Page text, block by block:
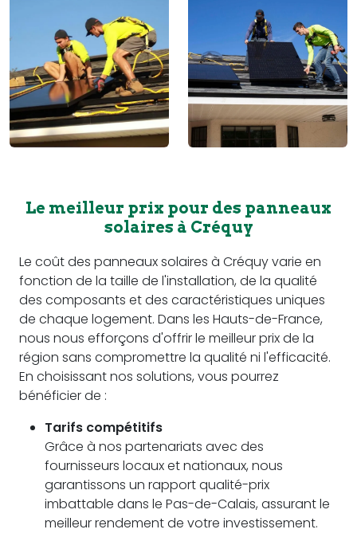
Le meilleur prix pour des panneaux
solaires à Créquy
Le coût des panneaux solaires à Créquy varie en
fonction de la taille de l'installation, de la qualité
des composants et des caractéristiques uniques
de chaque logement. Dans les Hauts-de-France,
nous nous efforçons d'offrir le meilleur prix de la
région sans compromettre la qualité ni l'efficacité.
En choisissant nos solutions, vous pourrez
bénéficier de :
Tarifs compétitifs
Grâce à nos partenariats avec des
fournisseurs locaux et nationaux, nous
garantissons un rapport qualité-prix
imbattable dans le Pas-de-Calais, assurant le
meilleur rendement de votre investissement.